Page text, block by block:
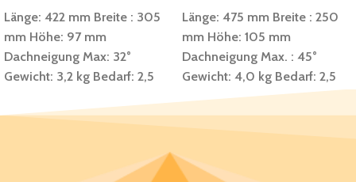
Länge: 422 mm Breite : 305
mm Höhe: 97 mm
Dachneigung Max: 32°
Gewicht: 3,2 kg Bedarf: 2,5
Verpackungseinheit: 6 Stück
Länge: 475 mm Breite : 250
mm Höhe: 105 mm
Dachneigung Max. : 45°
Gewicht: 4,0 kg Bedarf: 2,5
Stück pro Meter
Verpackungseinheit: 4 Stück